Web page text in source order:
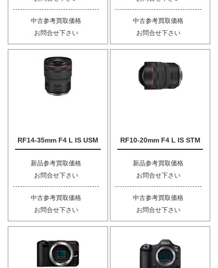
中古参考買取価格
お問合せ下さい
中古参考買取価格
お問合せ下さい
RF14-35mm F4 L IS USM
新品参考買取価格
お問合せ下さい
中古参考買取価格
お問合せ下さい
RF10-20mm F4 L IS STM
新品参考買取価格
お問合せ下さい
中古参考買取価格
お問合せ下さい